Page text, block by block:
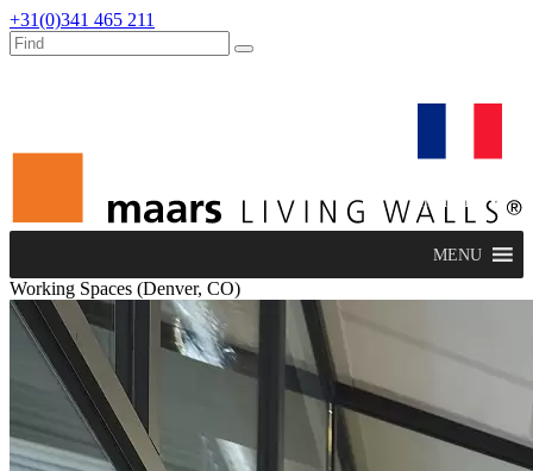
+31(0)341 465 211
français
MENU
Working Spaces (Denver, CO)